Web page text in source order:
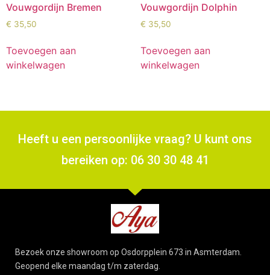
Vouwgordijn Bremen
€ 35,50
Toevoegen aan
winkelwagen
Vouwgordijn Dolphin
€ 35,50
Toevoegen aan
winkelwagen
Heeft u een persoonlijke vraag? U kunt ons
bereiken op: 06 30 30 48 41
Bezoek onze showroom op Osdorpplein 673 in Asmterdam.
Geopend elke maandag t/m zaterdag.